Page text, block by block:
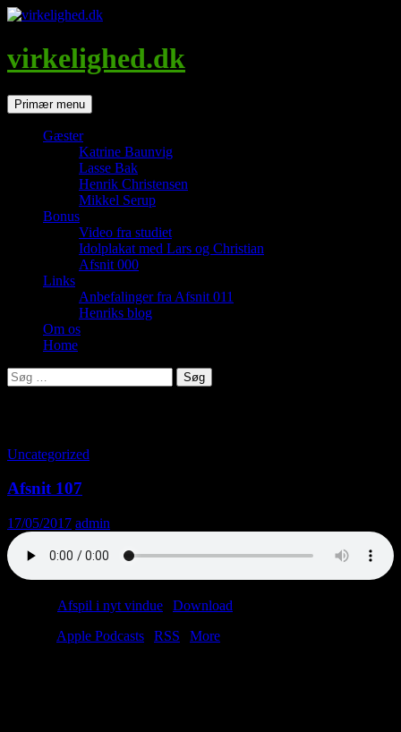
Hop
indhold
virkelighed.dk
SøgPrimær menu
Gæster
Katrine Baunvig
Lasse Bak
Henrik Christensen
Mikkel Serup
Bonus
Video fra studiet
Idolplakat med Lars og Christian
Afsnit 000
Links
Anbefalinger fra Afsnit 011
Henriks blog
Om os
Home
Søg
efter:
Uncategorized
Afsnit 107
17/05/2017 admin
Afspil i nyt vindue Download
Apple Podcasts RSS
More